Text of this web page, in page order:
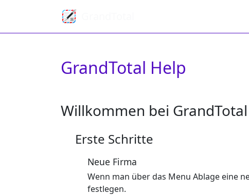
GrandTotal Help
Willkommen bei GrandTotal
Erste Schritte
Neue Firma
Wenn man über das Menu Ablage eine
festlegen.